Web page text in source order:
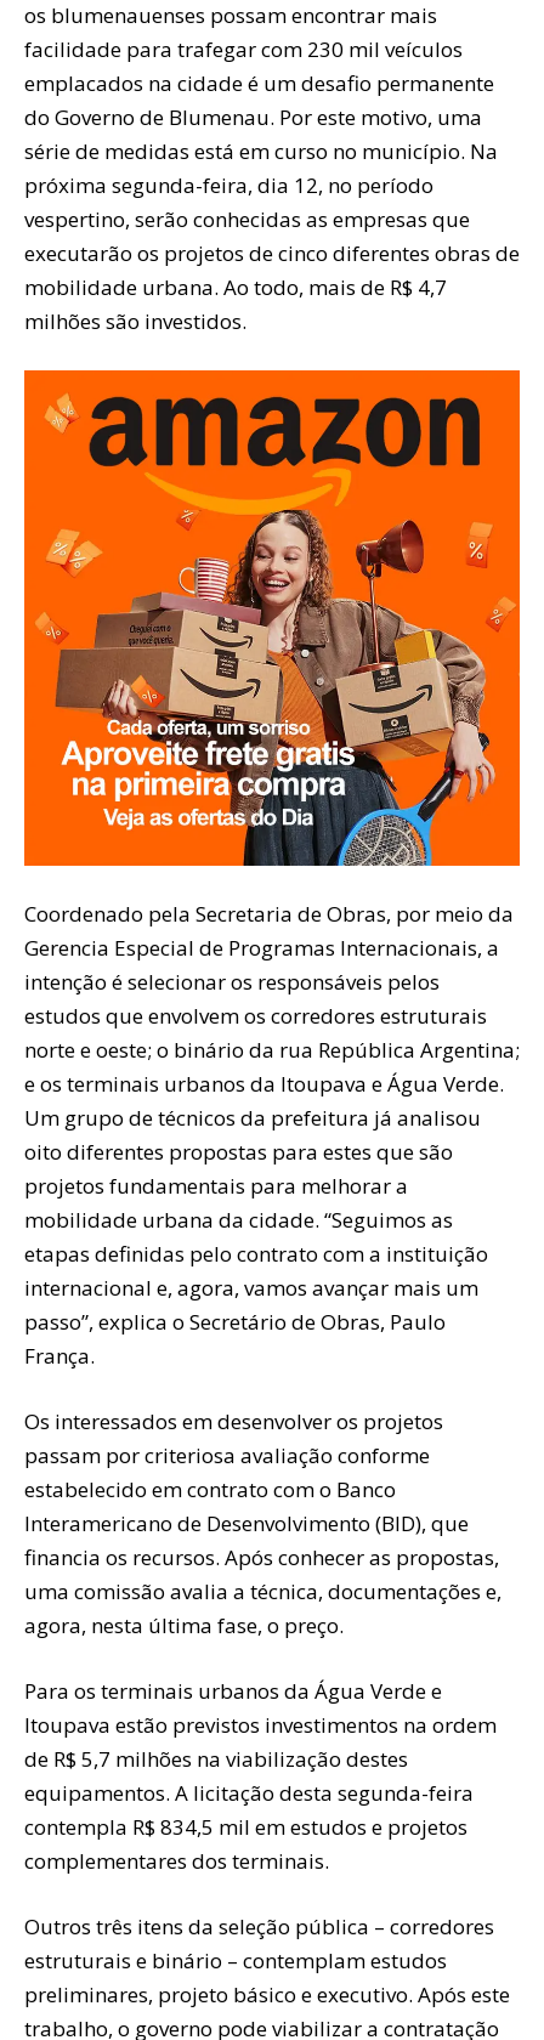
os blumenauenses possam encontrar mais
facilidade para trafegar com 230 mil veículos
emplacados na cidade é um desafio permanente
do Governo de Blumenau. Por este motivo, uma
série de medidas está em curso no município. Na
próxima segunda-feira, dia 12, no período
vespertino, serão conhecidas as empresas que
executarão os projetos de cinco diferentes obras de
mobilidade urbana. Ao todo, mais de R$ 4,7
milhões são investidos.
Coordenado pela Secretaria de Obras, por meio da
Gerencia Especial de Programas Internacionais, a
intenção é selecionar os responsáveis pelos
estudos que envolvem os corredores estruturais
norte e oeste; o binário da rua República Argentina;
e os terminais urbanos da Itoupava e Água Verde.
Um grupo de técnicos da prefeitura já analisou
oito diferentes propostas para estes que são
projetos fundamentais para melhorar a
mobilidade urbana da cidade. “Seguimos as
etapas definidas pelo contrato com a instituição
internacional e, agora, vamos avançar mais um
passo”, explica o Secretário de Obras, Paulo
França.
Os interessados em desenvolver os projetos
passam por criteriosa avaliação conforme
estabelecido em contrato com o Banco
Interamericano de Desenvolvimento (BID), que
financia os recursos. Após conhecer as propostas,
uma comissão avalia a técnica, documentações e,
agora, nesta última fase, o preço.
Para os terminais urbanos da Água Verde e
Itoupava estão previstos investimentos na ordem
de R$ 5,7 milhões na viabilização destes
equipamentos. A licitação desta segunda-feira
contempla R$ 834,5 mil em estudos e projetos
complementares dos terminais.
Outros três itens da seleção pública – corredores
estruturais e binário – contemplam estudos
preliminares, projeto básico e executivo. Após este
trabalho, o governo pode viabilizar a contratação